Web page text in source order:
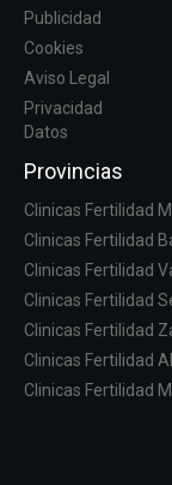
Publicidad
Cookies
Aviso Legal
Privacidad
Datos
Provincias
Clinicas Fertilidad
Clinicas Fertilidad
Clinicas Fertilidad
Clinicas Fertilidad
Clinicas Fertilidad
Clinicas Fertilidad
Clinicas Fertilidad